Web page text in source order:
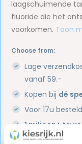
laagschuimende
fluoride die het
voorkomen. Toon
Choose from:
Lage
vanaf 59.-
Kopen bij dé
Voor 17u
1 miljoen+